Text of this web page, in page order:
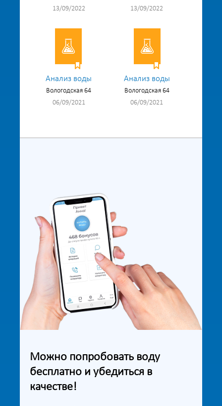
13/09/2022
13/09/2022
Анализ воды
Вологодская 64
06/09/2021
Анализ воды
Вологодская 64
06/09/2021
Можно попробовать воду
бесплатно и убедиться в
качестве!